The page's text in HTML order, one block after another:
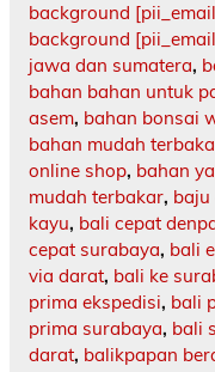
background
background
jawa dan sumatera,
bahan bahan untuk
asem, bahan bonsai
bahan mudah
online shop, bahan
mudah terbakar, baju
kayu, bali cepat
cepat surabaya, bali
via darat, bali ke
prima ekspedisi, bali
prima surabaya, bali
darat, balikpapan